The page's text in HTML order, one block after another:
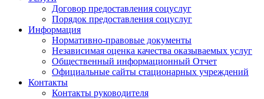
Договор предоставления соцуслуг
Порядок предоставления соцуслуг
Информация
Нормативно-правовые документы
Независимая оценка качества оказываемых услуг
Общественный информационный Отчет
Официальные сайты стационарных учреждений
Контакты
Контакты руководителя